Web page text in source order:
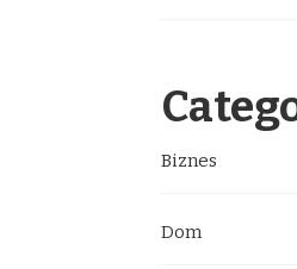
Biznes
Dom